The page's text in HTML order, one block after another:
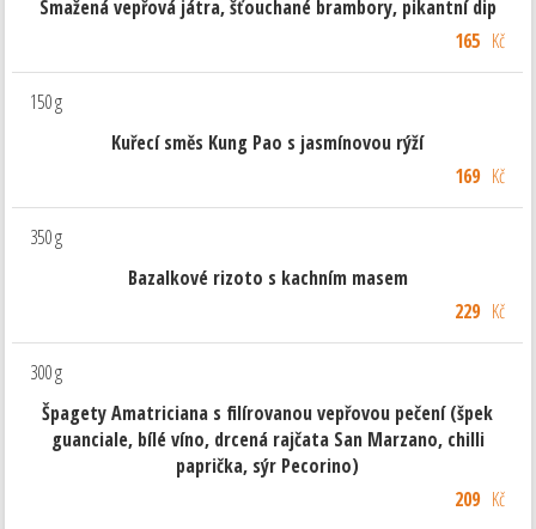
Smažená vepřová játra, šťouchané brambory, pikantní dip
165 Kč
150 g
Kuřecí směs Kung Pao s jasmínovou rýží
169Kč
350 g
Bazalkové rizoto s kachním masem
229Kč
300 g
Špagety Amatriciana s filírovanou vepřovou pečení (špek
guanciale, bílé víno, drcená rajčata San Marzano, chilli
paprička, sýr Pecorino)
209Kč